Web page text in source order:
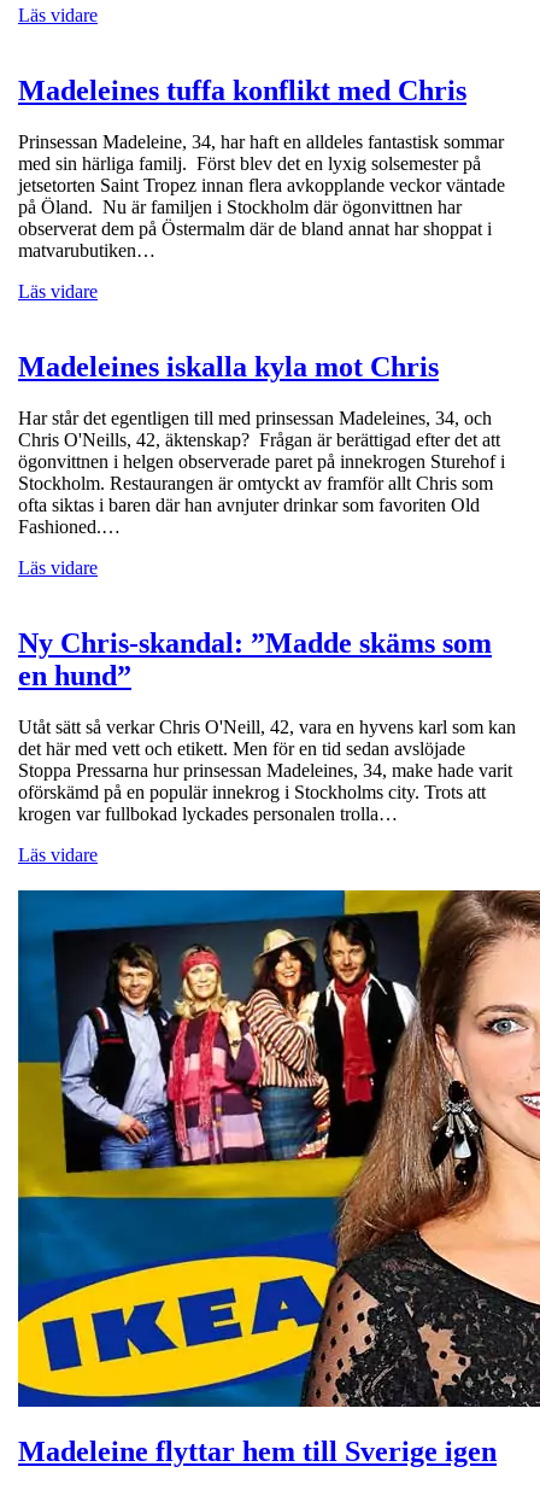
Läs vidare
Madeleines tuffa konflikt med Chris
Prinsessan Madeleine, 34, har haft en alldeles fantastisk sommar
med sin härliga familj. Först blev det en lyxig solsemester på
jetsetorten Saint Tropez innan flera avkopplande veckor väntade
på Öland. Nu är familjen i Stockholm där ögonvittnen har
observerat dem på Östermalm där de bland annat har shoppat i
matvarubutiken…
Läs vidare
Madeleines iskalla kyla mot Chris
Har står det egentligen till med prinsessan Madeleines, 34, och
Chris O'Neills, 42, äktenskap? Frågan är berättigad efter det att
ögonvittnen i helgen observerade paret på innekrogen Sturehof i
Stockholm. Restaurangen är omtyckt av framför allt Chris som
ofta siktas i baren där han avnjuter drinkar som favoriten Old
Fashioned.…
Läs vidare
Ny Chris-skandal: ”Madde skäms som
en hund”
Utåt sätt så verkar Chris O'Neill, 42, vara en hyvens karl som kan
det här med vett och etikett. Men för en tid sedan avslöjade
Stoppa Pressarna hur prinsessan Madeleines, 34, make hade varit
oförskämd på en populär innekrog i Stockholms city. Trots att
krogen var fullbokad lyckades personalen trolla…
Läs vidare
Madeleine flyttar hem till Sverige igen